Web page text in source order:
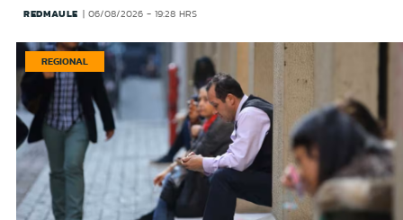
REDMAULE 06/08/2026 - 19:28 HRS
REGIONAL